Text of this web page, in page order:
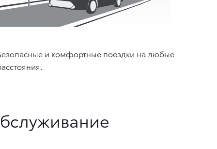
и комфортные поездки на любые